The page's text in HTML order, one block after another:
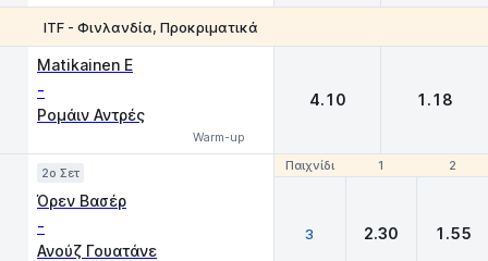
ITF - Φινλανδία, Προκριματικά
Matikainen E
-
Ρομάιν Αντρές
Warm-up
4.10 1.18
Παιχνίδι 1 2
2o Σετ
Όρεν Βασέρ
-
Ανούζ Γουατάνε
Παιχνίδι 1 2
3 2.30 1.55